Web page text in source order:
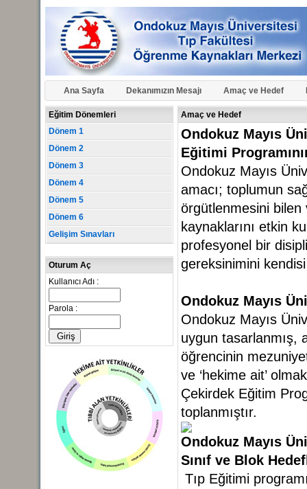
Ana Sayfa Dekanımızın Mesajı Amaç ve Hedef
Eğitim Dönemleri
Dönem 1
Dönem 2
Dönem 3
Dönem 4
Dönem 5
Dönem 6
Gelişim Sınavları
Oturum Aç
Kullanıcı Adı :
Parola :
Amaç ve Hedef
Ondokuz Mayıs
Eğitimi
Ondokuz Mayıs
amacı; toplumun
örgütlenmesini bilen
kaynaklarını etkin
profesyonel bir
gereksinimini
Ondokuz Mayıs
Ondokuz Mayıs
uygun tasarlanmış,
öğrencinin
ve ‘hekime ait’
Çekirdek Eğitim
toplanmıştır.
Ondokuz Mayıs
Sınıf ve Blok
Tıp Eğitimi